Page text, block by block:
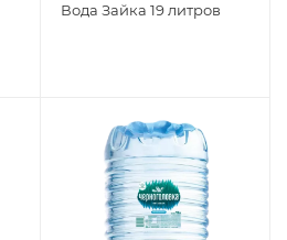
Вода Зайка 19 литров